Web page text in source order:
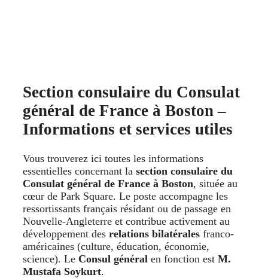
Section consulaire du Consulat
général de France à Boston –
Informations et services utiles
Vous trouverez ici toutes les informations
essentielles concernant la section consulaire du
Consulat général de France à Boston, située au
cœur de Park Square. Le poste accompagne les
ressortissants français résidant ou de passage en
Nouvelle-Angleterre et contribue activement au
développement des relations bilatérales franco-
américaines (culture, éducation, économie,
science). Le Consul général en fonction est M.
Mustafa Soykurt.